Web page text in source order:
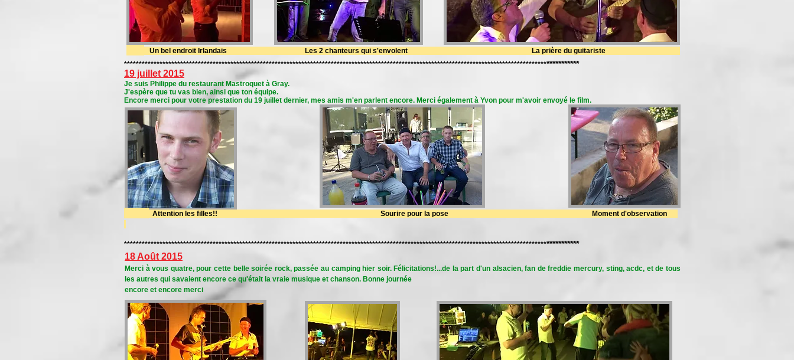
Un bel endroit Irlandais Les 2 chanteurs qui s'envolent La prière du guitariste
19 juillet 2015
Je suis Philippe du restaurant Mastroquet à Gray.
J'espère que tu vas bien, ainsi que ton équipe.
Encore merci pour votre prestation du 19 juillet dernier, mes amis m'en parlent encore. Merci également à Yvon pour m'avoir envoyé le film.
**********************************************************************************************************************************************************
Attention les filles!! Sourire pour la pose Moment d'observation
18 Août 2015
Merci à vous quatre, pour cette belle soirée rock, passée au camping hier soir. Félicitations!...de la part d'un alsacien, fan de freddie mercury, sting, acdc, et de tous
les autres qui savaient encore ce qu'était la vraie musique et chanson. Bonne journée
encore et encore merci
**********************************************************************************************************************************************************